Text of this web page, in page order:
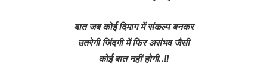
बात जब कोई दिमाग में संकल्प बनकर
उतरेगी जिंदगी में फिर असंभव जैसी
कोई बात नहीं होगी..!!